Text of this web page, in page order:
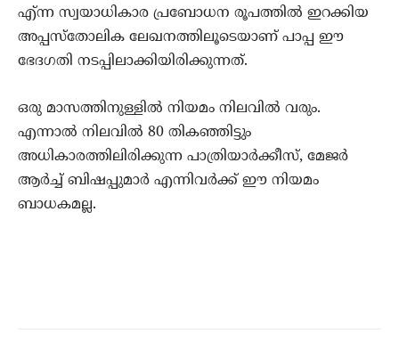
എ്ന്ന സ്വയാധികാര പ്രബോധന രൂപത്തില്‍ ഇറക്കിയ
അപ്പസ്‌തോലിക ലേഖനത്തിലൂടെയാണ് പാപ്പ ഈ
ഭേദഗതി നടപ്പിലാക്കിയിരിക്കുന്നത്.
ഒരു മാസത്തിനുള്ളില്‍ നിയമം നിലവില്‍ വരും.
എന്നാല്‍ നിലവില്‍ 80 തികഞ്ഞിട്ടും
അധികാരത്തിലിരിക്കുന്ന പാത്രിയാര്‍ക്കീസ്, മേജര്‍
ആര്‍ച്ച് ബിഷപ്പുമാര്‍ എന്നിവര്‍ക്ക് ഈ നിയമം
ബാധകമല്ല.